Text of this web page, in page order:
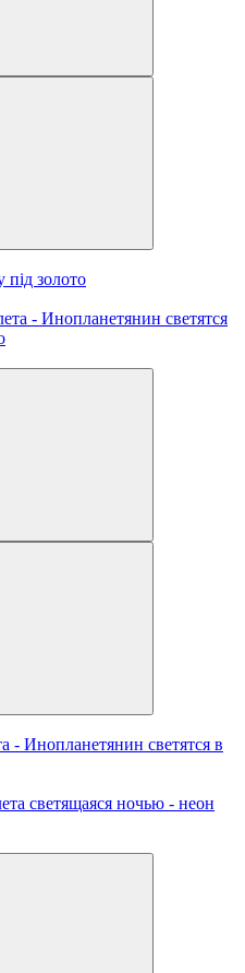
під золото
- Инопланетянин светятся в